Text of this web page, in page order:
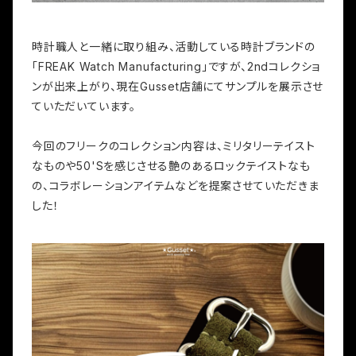
時計職人と一緒に取り組み、活動している時計ブランドの
「FREAK Watch Manufacturing」ですが、2ndコレクショ
ンが出来上がり、現在Gusset店舗にてサンプルを展示させ
ていただいています。
今回のフリークのコレクション内容は、ミリタリーテイスト
なものや50'Sを感じさせる艶のあるロックテイストなも
の、コラボレーションアイテムなどを提案させていただきま
した！